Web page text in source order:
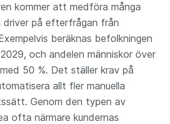
kommer att medföra många
driver på efterfrågan från
beräknas befolkningen
och andelen människor över
50 %. Det ställer krav på
allt fler manuella
Genom den typen av
ofta närmare kundernas